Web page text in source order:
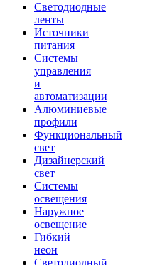
Светодиодные
ленты
Источники
питания
Системы
управления
и
автоматизации
Алюминиевые
профили
Функциональный
свет
Дизайнерский
свет
Системы
освещения
Наружное
освещение
Гибкий
неон
Светодиодный